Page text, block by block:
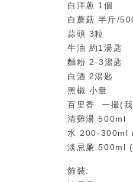
白洋蔥 1個
白蘑菇 半斤/
蒜頭 3粒
牛油 約1湯匙
麵粉 2-3湯匙
白酒 2湯匙
黑椒 小量
百里香 一撮(
清雞湯 500ml
水 200-300ml
淡忌廉 500ml
飾裝: